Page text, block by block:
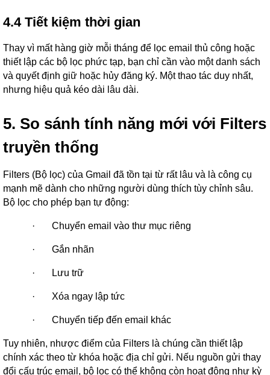
4.4 Tiết kiệm thời gian
Thay vì mất hàng giờ mỗi tháng để lọc email thủ công hoặc
thiết lập các bộ lọc phức tạp, bạn chỉ cần vào một danh sách
và quyết định giữ hoặc hủy đăng ký. Một thao tác duy nhất,
nhưng hiệu quả kéo dài lâu dài.
5. So sánh tính năng mới với Filters
truyền thống
Filters (Bộ lọc) của Gmail đã tồn tại từ rất lâu và là công cụ
mạnh mẽ dành cho những người dùng thích tùy chỉnh sâu.
Bộ lọc cho phép bạn tự động:
· Chuyển email vào thư mục riêng
· Gắn nhãn
· Lưu trữ
· Xóa ngay lập tức
· Chuyển tiếp đến email khác
Tuy nhiên, nhược điểm của Filters là chúng cần thiết lập
chính xác theo từ khóa hoặc địa chỉ gửi. Nếu nguồn gửi thay
đổi cấu trúc email, bộ lọc có thể không còn hoạt động như kỳ